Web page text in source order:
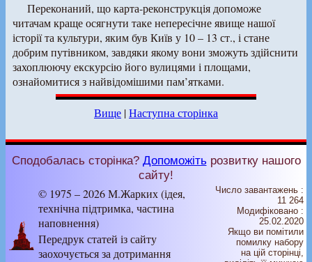
Переконаний, що карта-реконструкція допоможе
читачам краще осягнути таке непересічне явище нашої
історії та культури, яким був Київ у 10 – 13 ст., і стане
добрим путівником, завдяки якому вони зможуть здійснити
захоплюючу екскурсію його вулицями і площами,
ознайомитися з найвідомішими пам’ятками.
Вище |Наступна сторінка
Сподобалась сторінка? Допоможіть розвитку нашого
сайту!
© 1975 – 2026 М.Жарких (ідея,
технічна підтримка, частина
наповнення)
Передрук статей із сайту
заохочується за дотримання
Число завантажень :
11 264
Модифіковано :
25.02.2020
Якщо ви помітили
помилку набору
на цiй сторiнцi,